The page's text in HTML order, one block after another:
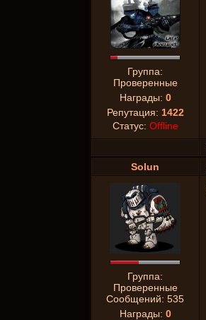
Группа:
Проверенные
Награды: 0
Репутация: 1422
Статус: Offline
Solun
Группа:
Проверенные
Сообщений: 535
Награды: 0